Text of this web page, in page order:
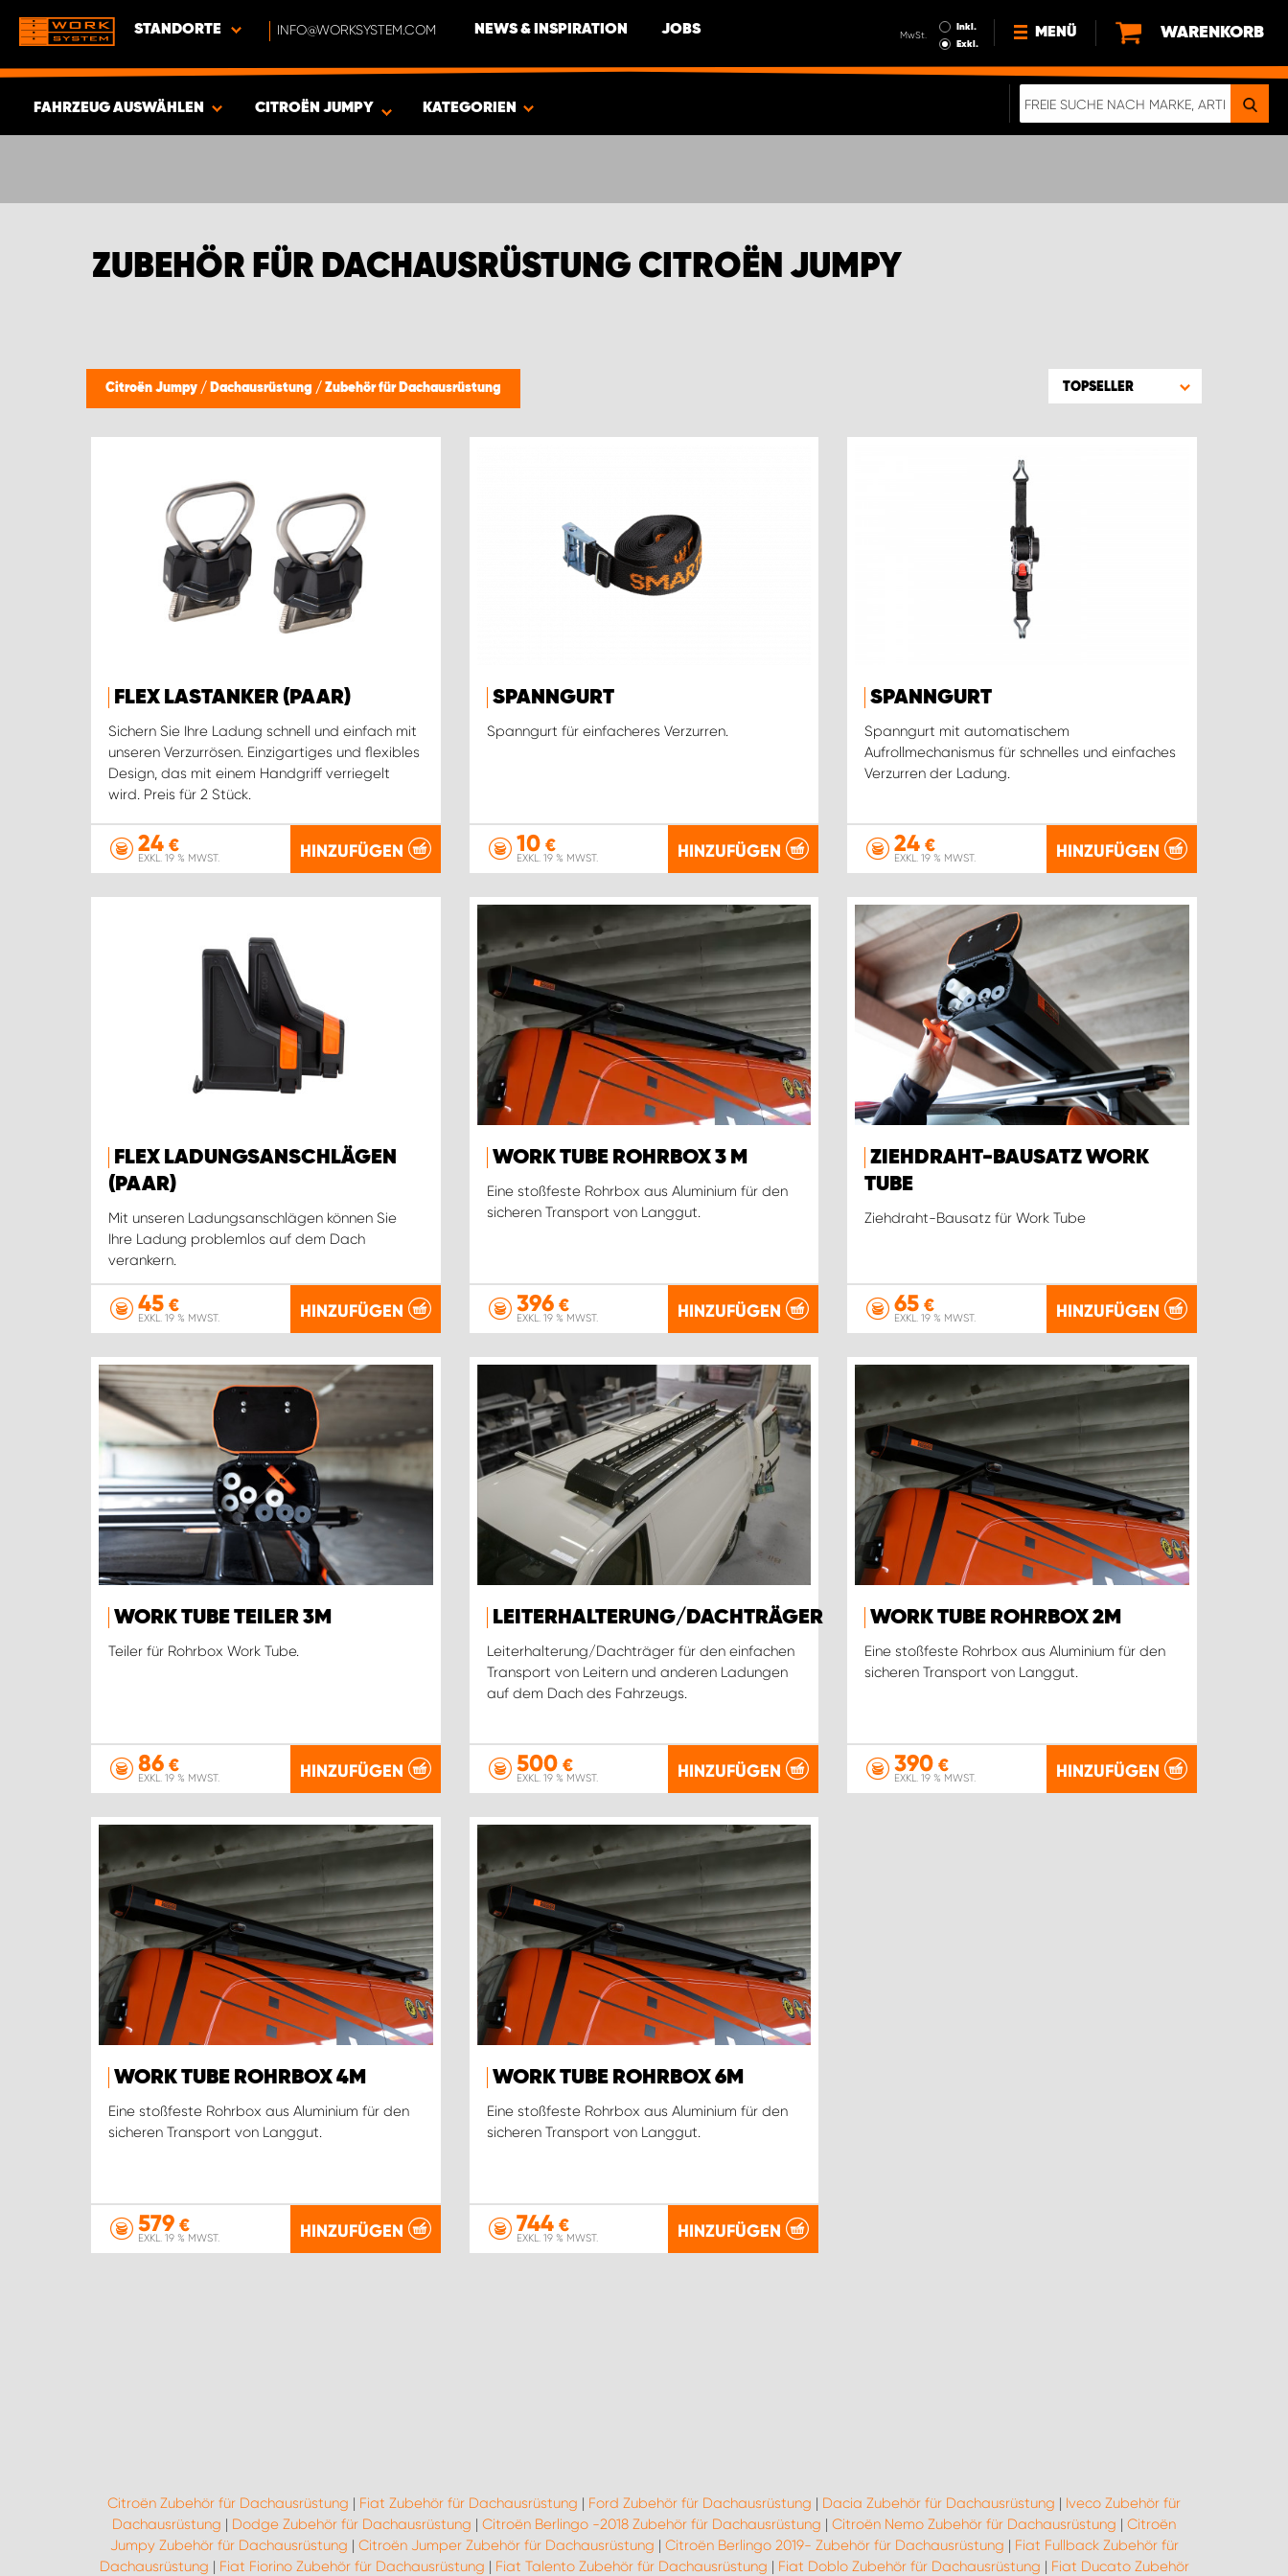
STANDORTE INFO@WORKSYSTEM.COM NEWS & INSPIRATION JOBS MwSt.
Inkl.
Exkl.
MENÜ
NEWS
WARENKORB
FAHRZEUG AUSWÄHLEN CITROËN JUMPY KATEGORIEN
ZUBEHÖR FÜR DACHAUSRÜSTUNG CITROËN JUMPY
Citroën Jumpy / Dachausrüstung / Zubehör für Dachausrüstung TOPSELLER
FLEX LASTANKER (PAAR)
Sichern Sie Ihre Ladung schnell und einfach mit
unseren Verzurrösen. Einzigartiges und flexibles
Design, das mit einem Handgriff verriegelt
wird. Preis für 2 Stück.
24 €
EXKL. 19 % MWST. HINZUFÜGEN
SPANNGURT
Spanngurt für einfacheres Verzurren.
10€
EXKL. 19 % MWST. HINZUFÜGEN
SPANNGURT
Spanngurt mit automatischem
Aufrollmechanismus für schnelles und einfaches
Verzurren der Ladung.
24 €
EXKL. 19 % MWST. HINZUFÜGEN
FLEX LADUNGSANSCHLÄGEN
(PAAR)
Mit unseren Ladungsanschlägen können Sie
Ihre Ladung problemlos auf dem Dach
verankern.
45 €
EXKL. 19 % MWST. HINZUFÜGEN
WORK TUBE ROHRBOX 3 M
Eine stoßfeste Rohrbox aus Aluminium für den
sicheren Transport von Langgut.
396€
EXKL. 19 % MWST. HINZUFÜGEN
ZIEHDRAHT-BAUSATZ WORK
TUBE
Ziehdraht-Bausatz für Work Tube
65 €
EXKL. 19 % MWST. HINZUFÜGEN
WORK TUBE TEILER 3M
Teiler für Rohrbox Work Tube.
86 €
EXKL. 19 % MWST. HINZUFÜGEN
LEITERHALTERUNG/DACHTRÄGER
Leiterhalterung/Dachträger für den einfachen
Transport von Leitern und anderen Ladungen
auf dem Dach des Fahrzeugs.
500€
EXKL. 19 % MWST. HINZUFÜGEN
WORK TUBE ROHRBOX 2M
Eine stoßfeste Rohrbox aus Aluminium für den
sicheren Transport von Langgut.
390 €
EXKL. 19 % MWST. HINZUFÜGEN
WORK TUBE ROHRBOX 4M
Eine stoßfeste Rohrbox aus Aluminium für den
sicheren Transport von Langgut.
579 €
EXKL. 19 % MWST. HINZUFÜGEN
WORK TUBE ROHRBOX 6M
Eine stoßfeste Rohrbox aus Aluminium für den
sicheren Transport von Langgut.
744€
EXKL. 19 % MWST. HINZUFÜGEN
Citroën Zubehör für Dachausrüstung | Fiat Zubehör für Dachausrüstung | Ford Zubehör für Dachausrüstung | Dacia Zubehör für Dachausrüstung | Iveco Zubehör für
Dachausrüstung | Dodge Zubehör für Dachausrüstung | Citroën Berlingo -2018 Zubehör für Dachausrüstung | Citroën Nemo Zubehör für Dachausrüstung | Citroën
Jumpy Zubehör für Dachausrüstung | Citroën Jumper Zubehör für Dachausrüstung | Citroën Berlingo 2019- Zubehör für Dachausrüstung | Fiat Fullback Zubehör für
Dachausrüstung | Fiat Fiorino Zubehör für Dachausrüstung | Fiat Talento Zubehör für Dachausrüstung | Fiat Doblo Zubehör für Dachausrüstung | Fiat Ducato Zubehör